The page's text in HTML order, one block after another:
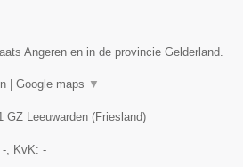
Angeren en in de provincie Gelderland.
Google maps ▼
GZ Leeuwarden (Friesland)
-, KvK: -